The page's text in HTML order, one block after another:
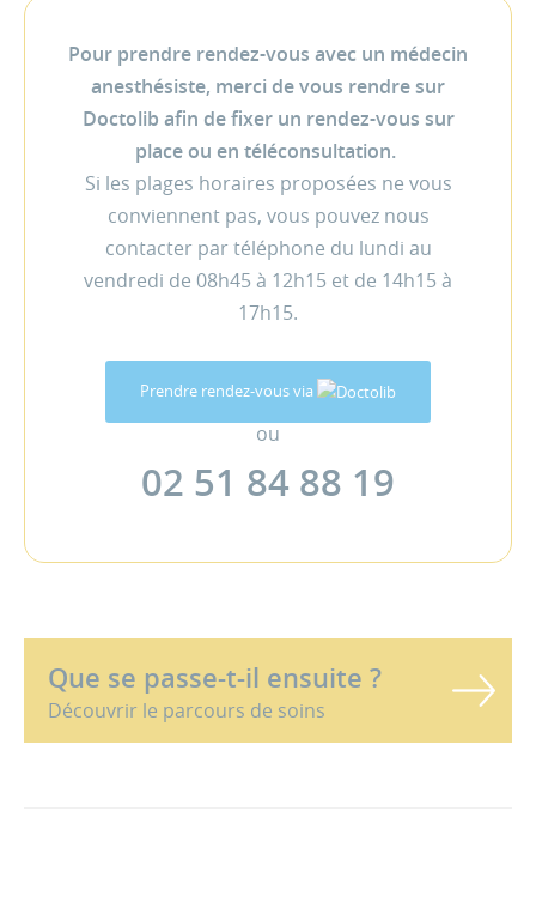
Pour prendre rendez-vous avec un médecin
anesthésiste, merci de vous rendre sur
Doctolib afin de fixer un rendez-vous sur
place ou en téléconsultation.
Si les plages horaires proposées ne vous
conviennent pas, vous pouvez nous
contacter par téléphone du lundi au
vendredi de 08h45 à 12h15 et de 14h15 à
17h15.
Prendre rendez-vous via
ou
02 51 84 88 19
Que se passe-t-il ensuite ?
Découvrir le parcours de soins